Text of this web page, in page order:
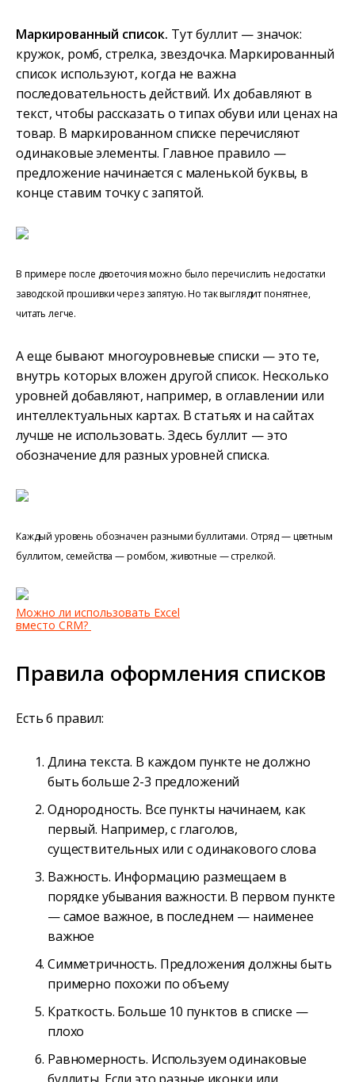
Маркированный список. Тут буллит — значок:
кружок, ромб, стрелка, звездочка. Маркированный
список используют, когда не важна
последовательность действий. Их добавляют в
текст, чтобы рассказать о типах обуви или ценах на
товар. В маркированном списке перечисляют
одинаковые элементы. Главное правило —
предложение начинается с маленькой буквы, в
конце ставим точку с запятой.
В примере после двоеточия можно было перечислить недостатки
заводской прошивки через запятую. Но так выглядит понятнее,
читать легче.
А еще бывают многоуровневые списки — это те,
внутрь которых вложен другой список. Несколько
уровней добавляют, например, в оглавлении или
интеллектуальных картах. В статьях и на сайтах
лучше не использовать. Здесь буллит — это
обозначение для разных уровней списка.
Каждый уровень обозначен разными буллитами. Отряд — цветным
буллитом, семейства — ромбом, животные — стрелкой.
Можно ли использовать Excel
вместо CRM?
Правила оформления списков
Есть 6 правил:
Длина текста. В каждом пункте не должно
быть больше 2-3 предложений
Однородность. Все пункты начинаем, как
первый. Например, с глаголов,
существительных или с одинакового слова
Важность. Информацию размещаем в
порядке убывания важности. В первом пункте
— самое важное, в последнем — наименее
важное
Симметричность. Предложения должны быть
примерно похожи по объему
Краткость. Больше 10 пунктов в списке —
плохо
Равномерность. Используем одинаковые